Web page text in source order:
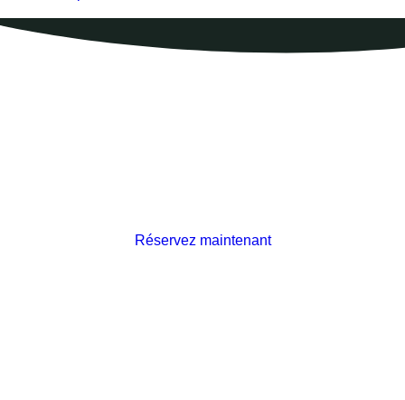
Réservez maintenant